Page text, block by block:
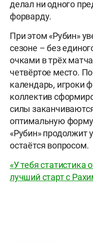
делал ни одного
форварду.
При этом «Рубин»
сезоне – без
очками в трёх
четвёртое место.
календарь, игроки
коллектив
силы
оптимальную
«Рубин» продолжит
остаётся вопросом.
«У тебя статистика
лучший старт с